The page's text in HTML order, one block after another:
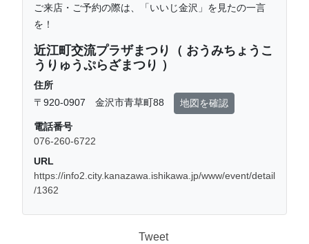
ご来店・ご予約の際は、「いいじ金沢」を見たの一言
を！
近江町交流プラザまつり（ おうみちょうこ
うりゅうぷらざまつり ）
住所
〒920-0907 金沢市青草町88
地図を確認
電話番号
076-260-6722
URL
https://info2.city.kanazawa.ishikawa.jp/www/event/detail
/1362
Tweet